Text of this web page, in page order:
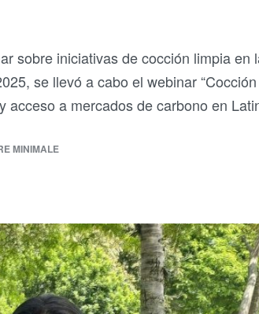
sobre iniciativas de cocción limpia
se llevó a cabo el webinar
acceso a mercados de carbono en
MINIMALE